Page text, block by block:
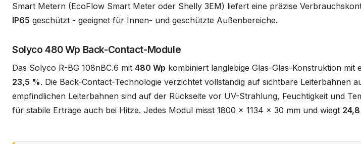
Smart Metern (EcoFlow Smart Meter oder Shelly 3EM) liefert eine präzise
IP65 geschützt - geeignet für Innen- und geschützte Außenbereiche.
Solyco 480 Wp Back-Contact-Module
Das Solyco R-BG 108nBC.6 mit 480 Wp kombiniert langlebige Glas-Glas-Konstruktion
23,5 %. Die Back-Contact-Technologie verzichtet vollständig auf sichtbare Leiterbahnen
empfindlichen Leiterbahnen sind auf der Rückseite vor UV-Strahlung, Feuchtigkeit und
für stabile Erträge auch bei Hitze. Jedes Modul misst 1800 x 1134 x 30 mm und wiegt